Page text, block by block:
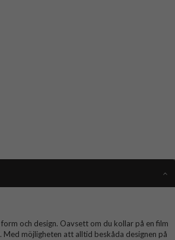
och design. Oavsett om du kollar på en film
möjligheten att alltid beskåda designen på